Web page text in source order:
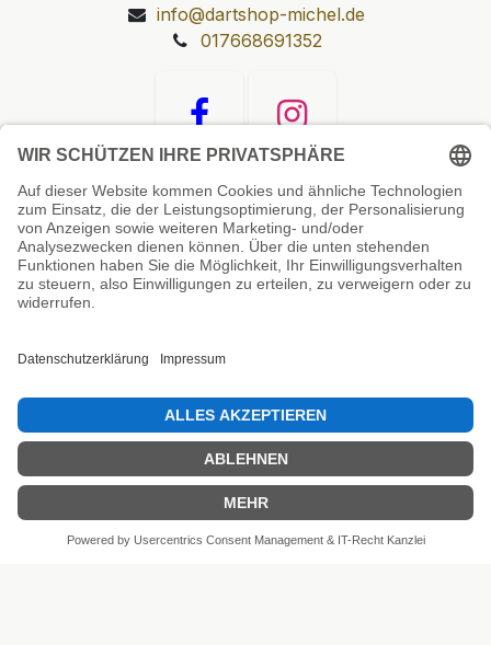
info@dartshop-michel.de
017668691352
Unsere Prüfsiegel